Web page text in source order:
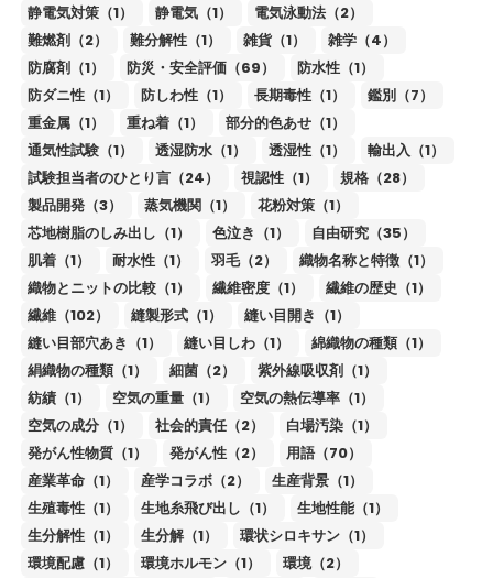
静電気対策（1）
静電気（1）
電気泳動法（2）
難燃剤（2）
難分解性（1） 雑貨（1）
雑学（4）
防腐剤（1）
防災・安全評価（69）
防水性（1）
防ダニ性（1）
防しわ性（1） 長期毒性（1）
鑑別（7）
重金属（1）
重ね着（1）
部分的色あせ（1）
通気性試験（1）
透湿防水（1） 透湿性（1）
輸出入（1）
試験担当者のひとり言（24）
視認性（1）
規格（28）
製品開発（3）
蒸気機関（1）
花粉対策（1）
芯地樹脂のしみ出し（1）
色泣き（1）
自由研究（35）
肌着（1）
耐水性（1） 羽毛（2）
織物名称と特徴（1）
織物とニットの比較（1）
繊維密度（1）
繊維の歴史（1）
繊維（102）
縫製形式（1）
縫い目開き（1）
縫い目部穴あき（1）
縫い目しわ（1）
綿織物の種類（1）
絹織物の種類（1）
細菌（2）
紫外線吸収剤（1）
紡績（1）
空気の重量（1）
空気の熱伝導率（1）
空気の成分（1）
社会的責任（2）
白場汚染（1）
発がん性物質（1）
発がん性（2）
用語（70）
産業革命（1）
産学コラボ（2）
生産背景（1）
生殖毒性（1）
生地糸飛び出し（1）
生地性能（1）
生分解性（1）
生分解（1）
環状シロキサン（1）
環境配慮（1）
環境ホルモン（1）
環境（2）